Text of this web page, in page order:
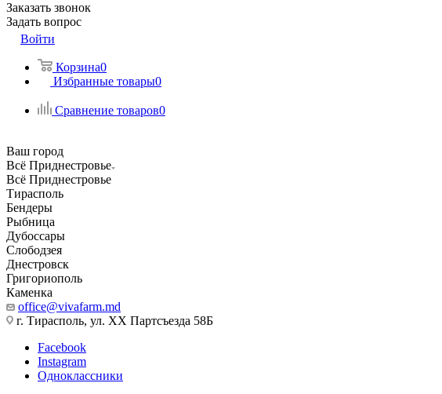
Заказать звонок
Задать вопрос
Войти
Корзина0
Избранные товары0
Сравнение товаров0
Ваш город
Всё Приднестровье
Всё Приднестровье
Тирасполь
Бендеры
Рыбница
Дубоссары
Слободзея
Днестровск
Григориополь
Каменка
office@vivafarm.md
г. Тирасполь, ул. ХХ Партсъезда 58Б
Facebook
Instagram
Одноклассники